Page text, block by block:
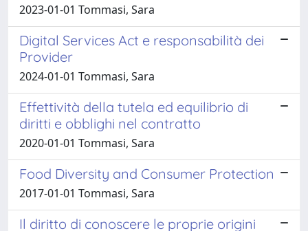
2023-01-01 Tommasi, Sara
Digital Services Act e responsabilità dei
Provider
2024-01-01 Tommasi, Sara
Effettività della tutela ed equilibrio di
diritti e obblighi nel contratto
2020-01-01 Tommasi, Sara
Food Diversity and Consumer Protection
2017-01-01 Tommasi, Sara
Il diritto di conoscere le proprie origini